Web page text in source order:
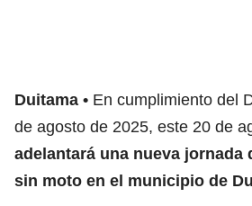
Duitama
En cumplimiento del
de agosto de 2025, este 20 de
adelantará una nueva jornada
sin moto en el municipio de